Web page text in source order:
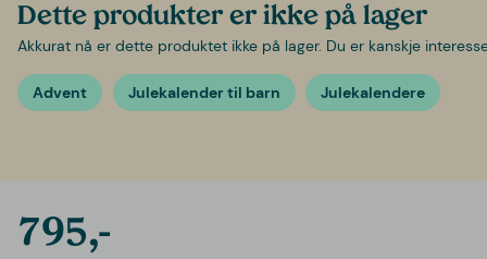
Dette produkter er ikke på lager
Akkurat nå er dette produktet ikke på lager. Du er kanskje
Advent Julekalender til barn Julekalendere
795,-